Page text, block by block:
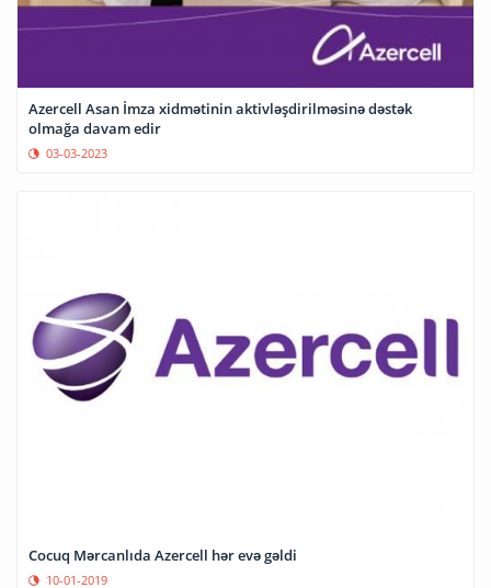
Azercell Asan İmza xidmətinin aktivləşdirilməsinə dəstək
olmağa davam edir
03-03-2023
Cocuq Mərcanlıda Azercell hər evə gəldi
10-01-2019